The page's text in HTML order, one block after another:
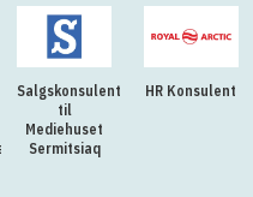
Salgskonsulent
til
Mediehuset
Sermitsiaq
HR Konsulent